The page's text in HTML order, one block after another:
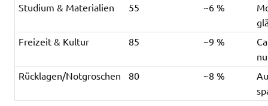
Studium & Materialien
55 ~6 %
Freizeit & Kultur
85 ~9 %
Rücklagen/Notgroschen
80 ~8 %